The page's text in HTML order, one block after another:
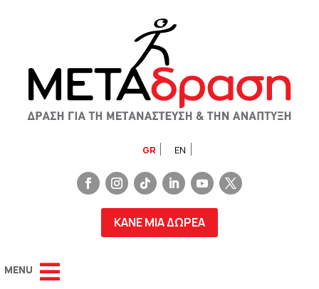
GR EN
ΚΑΝΕ ΜΙΑ ΔΩΡΕΑ